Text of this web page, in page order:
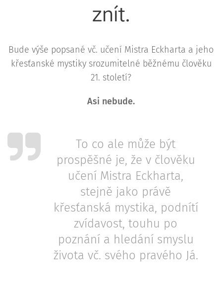
znít.
Bude výše popsané vč. učení Mistra Eckharta a jeho
křesťanské mystiky srozumitelné běžnému člověku
21. století️?
Asi nebude.
To co ale může být
prospěšné je, že v člověku
učení Mistra Eckharta,
stejně jako právě
křesťanská mystika, podnítí
zvídavost, touhu po
poznání a hledání smyslu
života vč. svého pravého Já.